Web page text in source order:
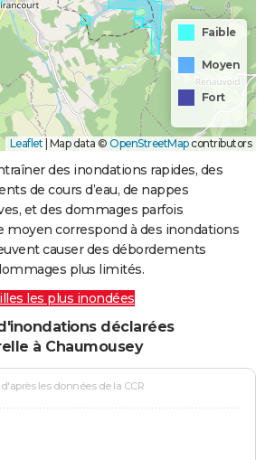
Faible
Moyen
Fort
Leaflet | Map data © OpenStreetMapcontributors
des inondations rapides, des
de cours d’eau, de nappes
et des dommages parfois
moyen correspond à des inondations
causer des débordements
plus limités.
les plus inondées
déclarées
à Chaumousey
les données de la CCR